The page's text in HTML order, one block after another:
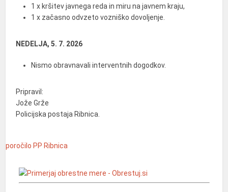
1 x kršitev javnega reda in miru na javnem kraju,
1 x začasno odvzeto vozniško dovoljenje.
NEDELJA, 5. 7. 2026
Nismo obravnavali interventnih dogodkov.
Pripravil:
Jože Grže
Policijska postaja Ribnica.
poročilo PP Ribnica